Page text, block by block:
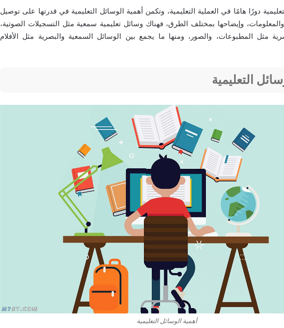
دورًا هامًا في العملية التعليمية، وتكمن أهمية الوسائل التعليمية في قدرتها على توصيل
والمعلومات، وإيضاحها بمختلف الطرق، فهناك وسائل تعليمية سمعية مثل التسجيلات الصوتية،
مثل المطبوعات، والصور، ومنها ما يجمع بين الوسائل السمعية والبصرية مثل الأفلام
التعليمية
أهمية الوسائل التعليمية